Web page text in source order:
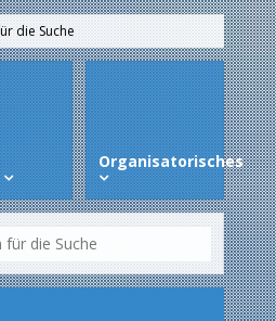
Organisatorisches